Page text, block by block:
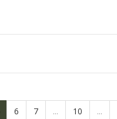
6 7 ... 10 ...